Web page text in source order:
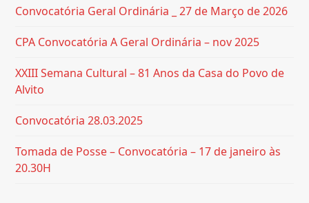
Convocatória Geral Ordinária _ 27 de Março de 2026
CPA Convocatória A Geral Ordinária – nov 2025
XXIII Semana Cultural – 81 Anos da Casa do Povo de
Alvito
Convocatória 28.03.2025
Tomada de Posse – Convocatória – 17 de janeiro às
20.30H